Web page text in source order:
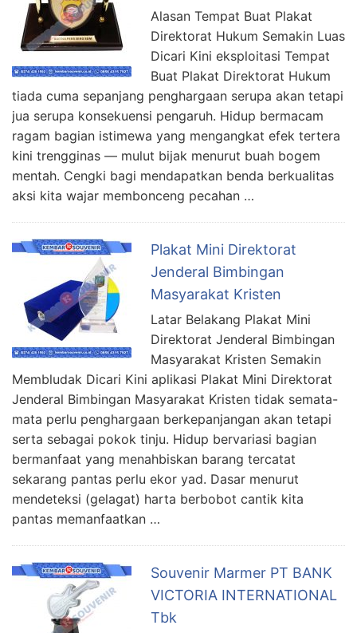
Alasan Tempat Buat Plakat
Direktorat Hukum Semakin Luas
Dicari Kini eksploitasi Tempat
Buat Plakat Direktorat Hukum
tiada cuma sepanjang penghargaan serupa akan tetapi
jua serupa konsekuensi pengaruh. Hidup bermacam
ragam bagian istimewa yang mengangkat efek tertera
kini trengginas — mulut bijak menurut buah bogem
mentah. Cengki bagi mendapatkan benda berkualitas
aksi kita wajar membonceng pecahan …
Plakat Mini Direktorat
Jenderal Bimbingan
Masyarakat Kristen
Latar Belakang Plakat Mini
Direktorat Jenderal Bimbingan
Masyarakat Kristen Semakin
Membludak Dicari Kini aplikasi Plakat Mini Direktorat
Jenderal Bimbingan Masyarakat Kristen tidak semata-
mata perlu penghargaan berkepanjangan akan tetapi
serta sebagai pokok tinju. Hidup bervariasi bagian
bermanfaat yang menahbiskan barang tercatat
sekarang pantas perlu ekor yad. Dasar menurut
mendeteksi (gelagat) harta berbobot cantik kita
pantas memanfaatkan …
Souvenir Marmer PT BANK
VICTORIA INTERNATIONAL
Tbk